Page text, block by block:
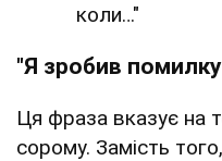
коли…"
"Я зробив
Ця фраза вказує на
сорому. Замість